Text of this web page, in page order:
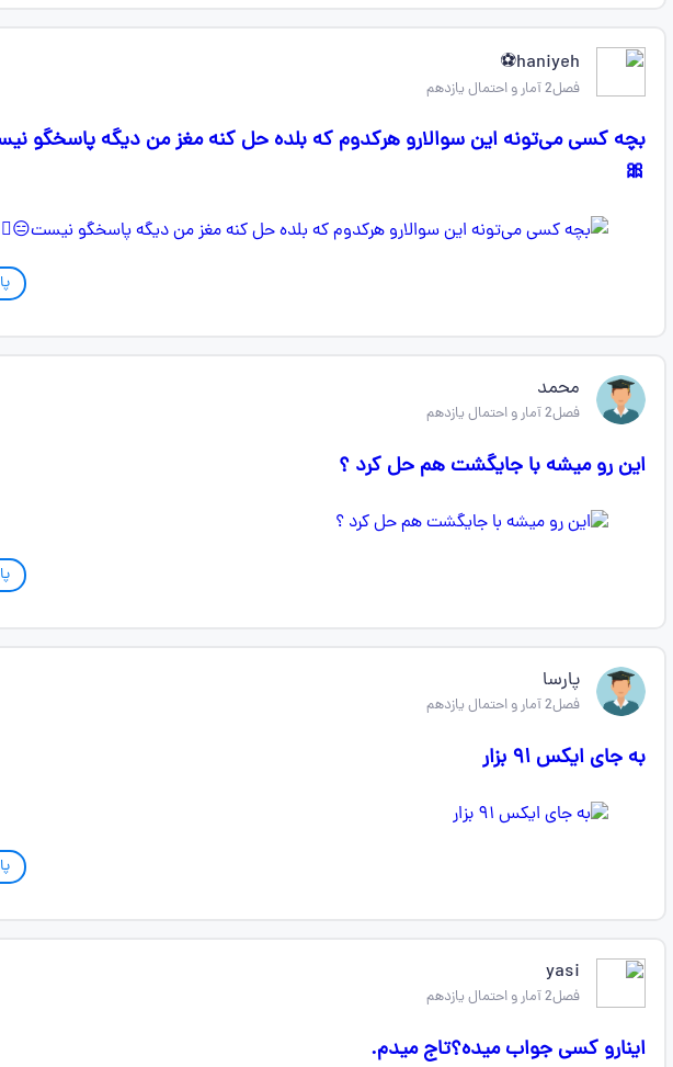
haniyeh⚽
فصل2 آمار و احتمال یازدهم
بچه کسی می‌تونه این سوالارو هرکدوم که بلده حل کنه مغز من دیگه پاسخگو
🎀
محمد
فصل2 آمار و احتمال یازدهم
این رو میشه با جایگشت هم حل کرد ؟
پارسا
فصل2 آمار و احتمال یازدهم
به جای ایکس ۹۱ بزار
yasi
فصل2 آمار و احتمال یازدهم
اینارو کسی جواب میده؟تاج میدم.